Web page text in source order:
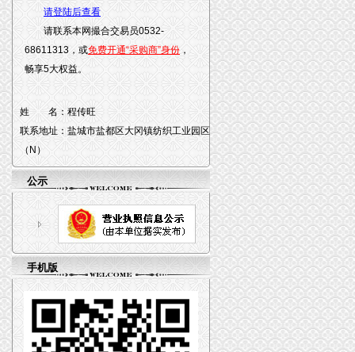
请登陆后查看
请联系本网撮合交易员0532-
68611313，或免费开通“采购商”身份 ，
畅享5大权益。
姓 名： 程传旺
联系地址： 盐城市盐都区大冈镇纺织工业园区
（N）
公示
手机版